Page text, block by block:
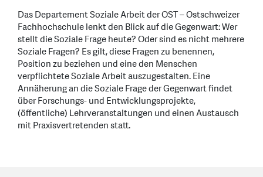
Das Departement Soziale Arbeit der OST – Ostschweizer
Fachhochschule lenkt den Blick auf die Gegenwart: Wer
stellt die Soziale Frage heute? Oder sind es nicht mehrere
Soziale Fragen? Es gilt, diese Fragen zu benennen,
Position zu beziehen und eine den Menschen
verpflichtete Soziale Arbeit auszugestalten. Eine
Annäherung an die Soziale Frage der Gegenwart findet
über Forschungs- und Entwicklungsprojekte,
(öffentliche) Lehrveranstaltungen und einen Austausch
mit Praxisvertretenden statt.